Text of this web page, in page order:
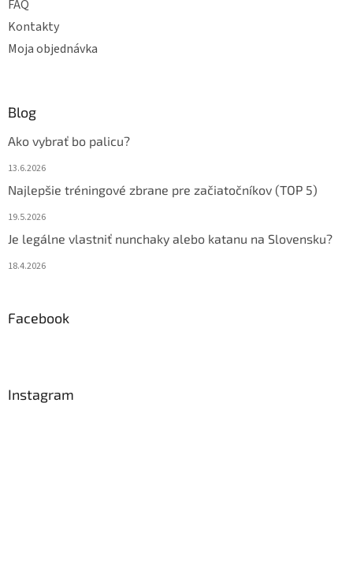
FAQ
Kontakty
Moja objednávka
Blog
Ako vybrať bo palicu?
13.6.2026
Najlepšie tréningové zbrane pre začiatočníkov (TOP 5)
19.5.2026
Je legálne vlastniť nunchaky alebo katanu na Slovensku?
18.4.2026
Facebook
Instagram